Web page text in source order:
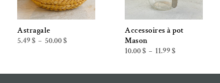
Astragale
5.49 $ – 50.00$Plage
Accessoires à pot
Mason
10.00$ – 11.99 $Plage
à